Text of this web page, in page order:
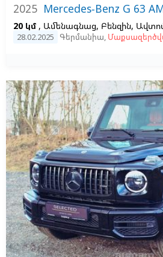
2025 Mercedes-Benz G 63
20 կմ , Ամենագնաց, Բենզին,
28.02.2025 Գերմանիա,